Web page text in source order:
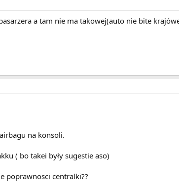
a tam nie ma takowej(auto nie bite
na konsoli.
( bo takei były sugestie aso)
poprawnosci centralki??